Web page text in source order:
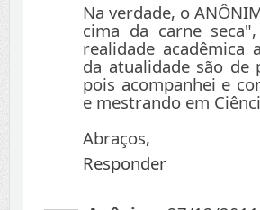
Na verdade, o
cima da carne
realidade acadêmica
da atualidade são de
pois acompanhei e
e mestrando em
Abraços,
Responder